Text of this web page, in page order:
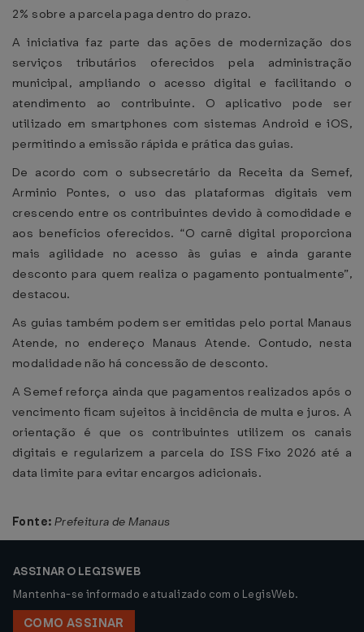
2% sobre a parcela paga dentro do prazo.
A iniciativa faz parte das ações de modernização dos
serviços tributários oferecidos pela administração
municipal, ampliando o acesso digital e facilitando o
atendimento ao contribuinte. O aplicativo pode ser
utilizado em smartphones com sistemas Android e iOS,
permitindo a emissão rápida e prática das guias.
De acordo com o subsecretário da Receita da Semef,
Arminio Pontes, o uso das plataformas digitais vem
crescendo entre os contribuintes devido à comodidade e
aos benefícios oferecidos. “O carnê digital proporciona
mais agilidade no acesso às guias e ainda garante
desconto para quem realiza o pagamento pontualmente”,
destacou.
As guias também podem ser emitidas pelo portal Manaus
Atende, no endereço Manaus Atende. Contudo, nesta
modalidade não há concessão de desconto.
A Semef reforça ainda que pagamentos realizados após o
vencimento ficam sujeitos à incidência de multa e juros. A
orientação é que os contribuintes utilizem os canais
digitais e regularizem a parcela do ISS Fixo 2026 até a
data limite para evitar encargos adicionais.
Fonte: Prefeitura de Manaus
ASSINAR O LEGISWEB
Mantenha-se informado e atualizado com o LegisWeb.
COMO ASSINAR